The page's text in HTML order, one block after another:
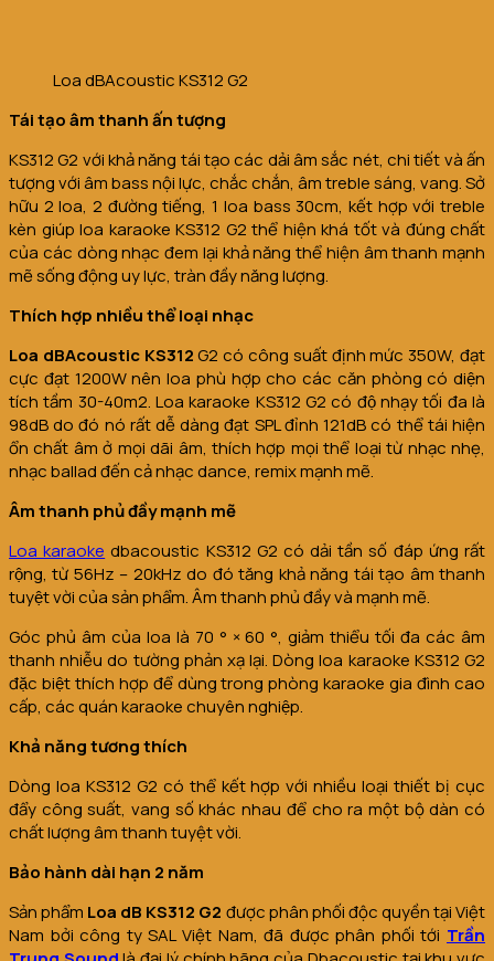
Loa dBAcoustic KS312 G2
Tái tạo âm thanh ấn tượng
KS312 G2 với khả năng tái tạo các dải âm sắc nét, chi tiết và ấn
tượng với âm bass nội lực, chắc chắn, âm treble sáng, vang. Sở
hữu 2 loa, 2 đường tiếng, 1 loa bass 30cm, kết hợp với treble
kèn giúp loa karaoke KS312 G2 thể hiện khá tốt và đúng chất
của các dòng nhạc đem lại khả năng thể hiện âm thanh mạnh
mẽ sống động uy lực, tràn đầy năng lượng.
Thích hợp nhiều thể loại nhạc
Loa dBAcoustic KS312G2 có công suất định mức 350W, đạt
cực đạt 1200W nên loa phù hợp cho các căn phòng có diện
tích tầm 30-40m2. Loa karaoke KS312 G2 có độ nhạy tối đa là
98dB do đó nó rất dễ dàng đạt SPL đỉnh 121dB có thể tái hiện
ổn chất âm ở mọi dãi âm, thích hợp mọi thể loại từ nhạc nhẹ,
nhạc ballad đến cả nhạc dance, remix mạnh mẽ.
Âm thanh phủ đầy mạnh mẽ
Loa karaoke dbacoustic KS312 G2 có dải tần số đáp ứng rất
rộng, từ 56Hz – 20kHz do đó tăng khả năng tái tạo âm thanh
tuyệt vời của sản phẩm. Âm thanh phủ đầy và mạnh mẽ.
Góc phủ âm của loa là 70 ° × 60 °, giảm thiểu tối đa các âm
thanh nhiễu do tường phản xạ lại. Dòng loa karaoke KS312 G2
đặc biệt thích hợp để dùng trong phòng karaoke gia đình cao
cấp, các quán karaoke chuyên nghiệp.
Khả năng tương thích
Dòng loa KS312 G2 có thể kết hợp với nhiều loại thiết bị cục
đẩy công suất, vang số khác nhau để cho ra một bộ dàn có
chất lượng âm thanh tuyệt vời.
Bảo hành dài hạn 2 năm
Sản phẩm Loa dB KS312 G2 được phân phối độc quyền tại Việt
Nam bởi công ty SAL Việt Nam, đã được phân phối tới Trần